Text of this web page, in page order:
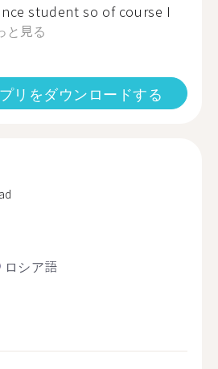
student so of course I
と見る
リをダウンロードする
ロシア語